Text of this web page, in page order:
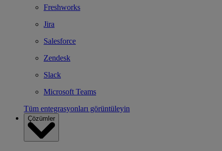
Freshworks
Jira
Salesforce
Zendesk
Slack
Microsoft Teams
Tüm entegrasyonları görüntüleyin
Çözümler